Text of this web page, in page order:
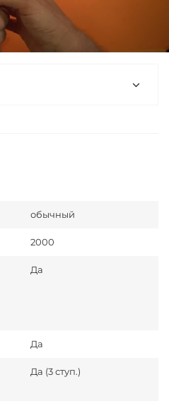
обычный
2000
Да
Да
Да (3 ступ.)